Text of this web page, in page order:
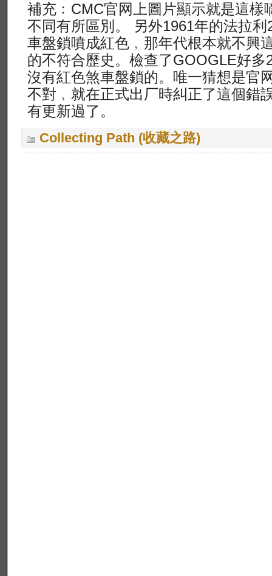
補充﹕CMC官网上圖片顯示就是這樣
不同有所區別。 另外1961年的法拉
車盤鎖噴成紅色﹐那年代根本就不興
的不符合歷史。檢查了GOOGLE好
沒有紅色煞車盤鎖的。唯一猜想是官
不對﹐就在正式出厂時糾正了這個錯
有更新過了。
Collecting Path (收藏之路)